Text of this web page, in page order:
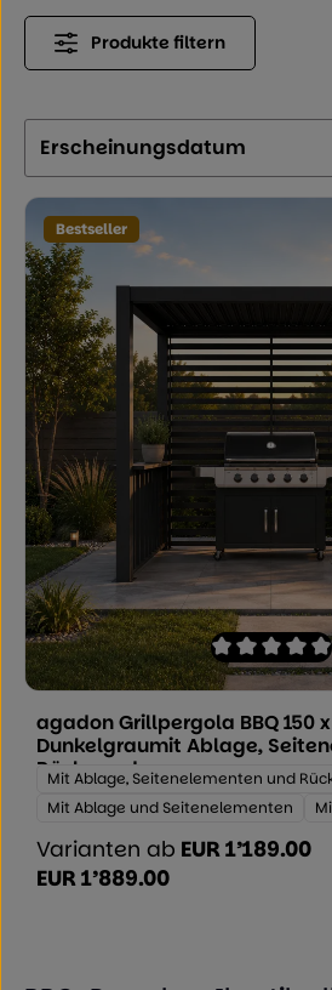
Produkte filtern
Bestseller
agadon Grillpergola BBQ 150
Dunkelgraumit Ablage,
Rückwand
Ausführung:
Mit Ablage, Seitenelementen und
Mit Ablage und Seitenelementen
Varianten ab EUR 1’189.00
Regulärer Preis:
EUR 1’889.00